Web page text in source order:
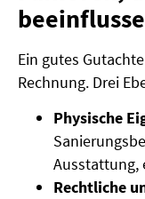
Ein gutes
Rechnung. Drei
Physische
Ausstattung,
Rechtliche